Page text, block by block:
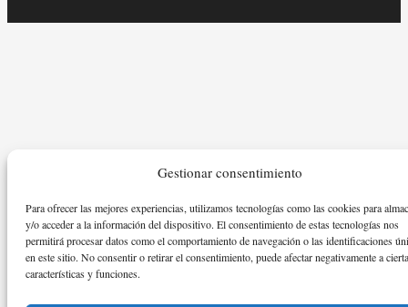
Gestionar consentimiento
Para ofrecer las mejores experiencias, utilizamos tecnologías como las cookies para
y/o acceder a la información del dispositivo. El consentimiento de estas tecnologías nos
permitirá procesar datos como el comportamiento de navegación o las identificaciones
en este sitio. No consentir o retirar el consentimiento, puede afectar negativamente a
características y funciones.